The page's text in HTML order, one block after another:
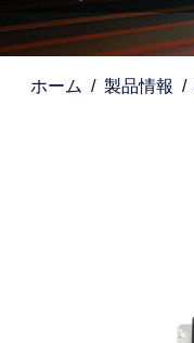
ホーム 製品情報